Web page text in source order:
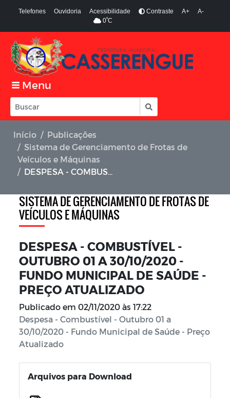
Telefones Ouvidoria Acessibilidade Contraste A+
A-
0ºC
Menu
Início
Publicações
Sistema de Gerenciamento de Frotas de
Veículos e Máquinas
DESPESA - COMBUSTÍVEL - OUTUBRO 01 A 30/10/2020 - FUNDO MUNICIPAL DE SAÚDE - PREÇO ATUALIZADO
SISTEMA DE GERENCIAMENTO DE FROTAS DE
VEÍCULOS E MÁQUINAS
DESPESA - COMBUSTÍVEL -
OUTUBRO 01 A 30/10/2020 -
FUNDO MUNICIPAL DE SAÚDE -
PREÇO ATUALIZADO
Publicado em 02/11/2020 às 17:22
Despesa - Combustível - Outubro 01 a
30/10/2020 - Fundo Municipal de Saúde - Preço
Atualizado
Arquivos para Download